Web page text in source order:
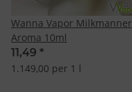
Wanna Vapor Milkmanner
Aroma 10ml
11,49 *
1.149,00 per 1 l